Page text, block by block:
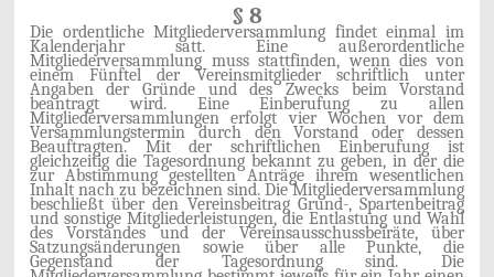
§ 8
Die ordentliche Mitgliederversammlung findet einmal im
Kalenderjahr satt. Eine außerordentliche
Mitgliederversammlung muss stattfinden, wenn dies von
einem Fünftel der Vereinsmitglieder schriftlich unter
Angaben der Gründe und des Zwecks beim Vorstand
beantragt wird. Eine Einberufung zu allen
Mitgliederversammlungen erfolgt vier Wochen vor dem
Versammlungstermin durch den Vorstand oder dessen
Beauftragten. Mit der schriftlichen Einberufung ist
gleichzeitig die Tagesordnung bekannt zu geben, in der die
zur Abstimmung gestellten Anträge ihrem wesentlichen
Inhalt nach zu bezeichnen sind. Die Mitgliederversammlung
beschließt über den Vereinsbeitrag Grund-, Spartenbeitrag
und sonstige Mitgliederleistungen, die Entlastung und Wahl
des Vorstandes und der Vereinsausschussbeiräte, über
Satzungsänderungen sowie über alle Punkte, die
Gegenstand der Tagesordnung sind. Die